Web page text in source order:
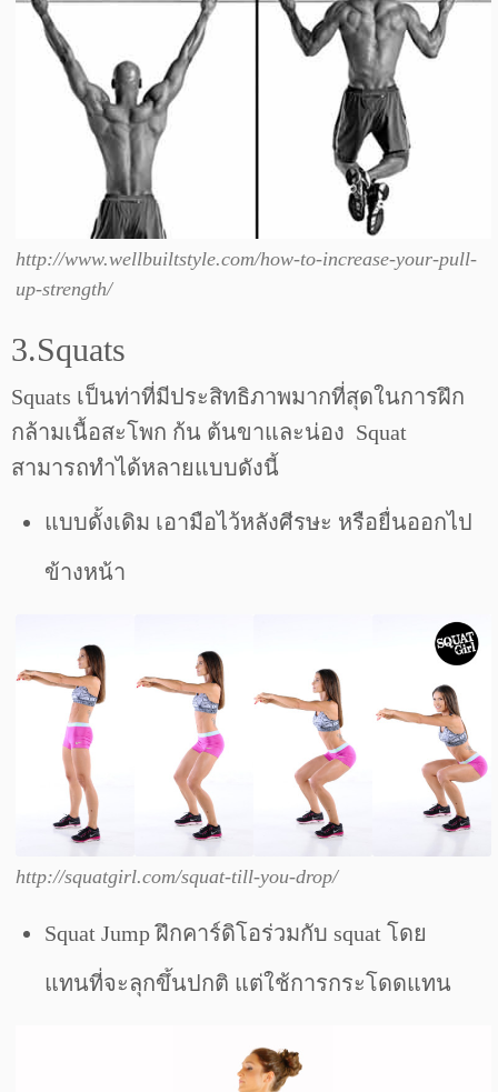
http://www.wellbuiltstyle.com/how-to-increase-your-pull-
up-strength/
3.Squats
Squats เป็นท่าที่มีประสิทธิภาพมากที่สุดในการฝึก
กล้ามเนื้อสะโพก ก้น ต้นขาและน่อง Squat
สามารถทำได้หลายแบบดังนี้
แบบดั้งเดิม เอามือไว้หลังศีรษะ หรือยื่นออกไป
ข้างหน้า
http://squatgirl.com/squat-till-you-drop/
Squat Jump ฝึกคาร์ดิโอร่วมกับ squat โดย
แทนที่จะลุกขึ้นปกติ แต่ใช้การกระโดดแทน